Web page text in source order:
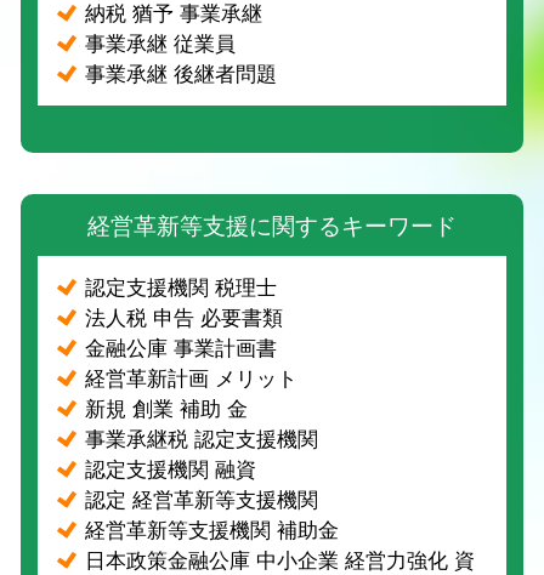
納税 猶予 事業承継
事業承継 従業員
事業承継 後継者問題
経営革新等支援に関するキーワード
認定支援機関 税理士
法人税 申告 必要書類
金融公庫 事業計画書
経営革新計画 メリット
新規 創業 補助 金
事業承継税 認定支援機関
認定支援機関 融資
認定 経営革新等支援機関
経営革新等支援機関 補助金
日本政策金融公庫 中小企業 経営力強化 資